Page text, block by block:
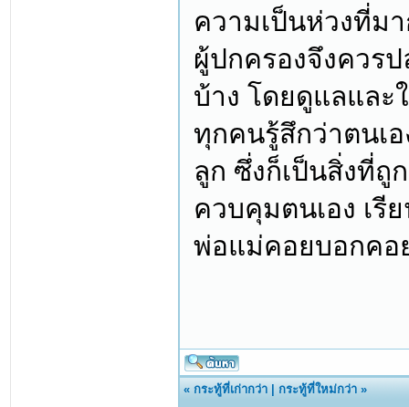
ความเป็นห่วงที่ม
ผู้ปกครองจึงควรป
บ้าง โดยดูแลและ
ทุกคนรู้สึกว่าตนเ
ลูก ซึ่งก็เป็นสิ่งที่ถู
ควบคุมตนเอง เรี
พ่อแม่คอยบอกคอ
«กระทู้ที่เก่ากว่า |กระทู้ที่ใหม่กว่า »